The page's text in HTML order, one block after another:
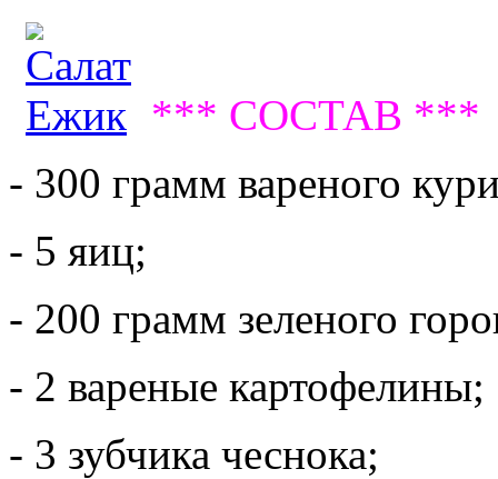
*** СОСТАВ ***
- 300 грамм вареного
- 5 яиц;
- 200 грамм зеленого
- 2 вареные картофелины;
- 3 зубчика чеснока;